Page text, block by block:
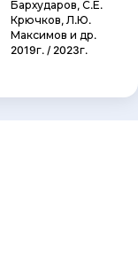
Бархударов, С.Е.
Крючков, Л.Ю.
Максимов и др.
2019г. / 2023г.